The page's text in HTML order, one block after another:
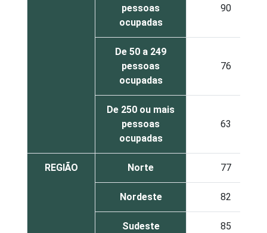
pessoas
ocupadas
90
De 50 a 249
pessoas
ocupadas
76
De 250 ou mais
pessoas
ocupadas
63
REGIÃO Norte 77
Nordeste 82
Sudeste 85